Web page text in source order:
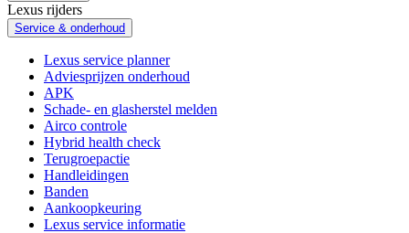
Lexus rijders
Service & onderhoud
Lexus service planner
Adviesprijzen onderhoud
APK
Schade- en glasherstel melden
Airco controle
Hybrid health check
Terugroepactie
Handleidingen
Banden
Aankoopkeuring
Lexus service informatie